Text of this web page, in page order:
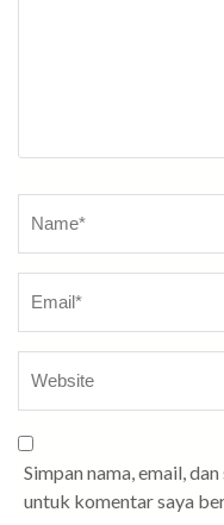
Simpan nama, email,
untuk komentar saya